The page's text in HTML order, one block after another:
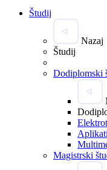
Študij
Nazaj
Študij
Dodiplomski
Magistrski